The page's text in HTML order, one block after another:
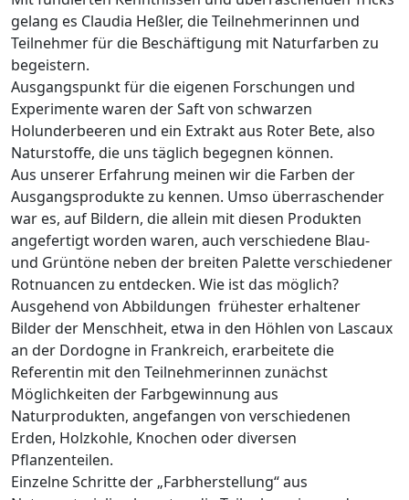
gelang es Claudia Heßler, die Teilnehmerinnen und
Teilnehmer für die Beschäftigung mit Naturfarben zu
begeistern.
Ausgangspunkt für die eigenen Forschungen und
Experimente waren der Saft von schwarzen
Holunderbeeren und ein Extrakt aus Roter Bete, also
Naturstoffe, die uns täglich begegnen können.
Aus unserer Erfahrung meinen wir die Farben der
Ausgangsprodukte zu kennen. Umso überraschender
war es, auf Bildern, die allein mit diesen Produkten
angefertigt worden waren, auch verschiedene Blau-
und Grüntöne neben der breiten Palette verschiedener
Rotnuancen zu entdecken. Wie ist das möglich?
Ausgehend von Abbildungen frühester erhaltener
Bilder der Menschheit, etwa in den Höhlen von Lascaux
an der Dordogne in Frankreich, erarbeitete die
Referentin mit den Teilnehmerinnen zunächst
Möglichkeiten der Farbgewinnung aus
Naturprodukten, angefangen von verschiedenen
Erden, Holzkohle, Knochen oder diversen
Pflanzenteilen.
Einzelne Schritte der „Farbherstellung“ aus